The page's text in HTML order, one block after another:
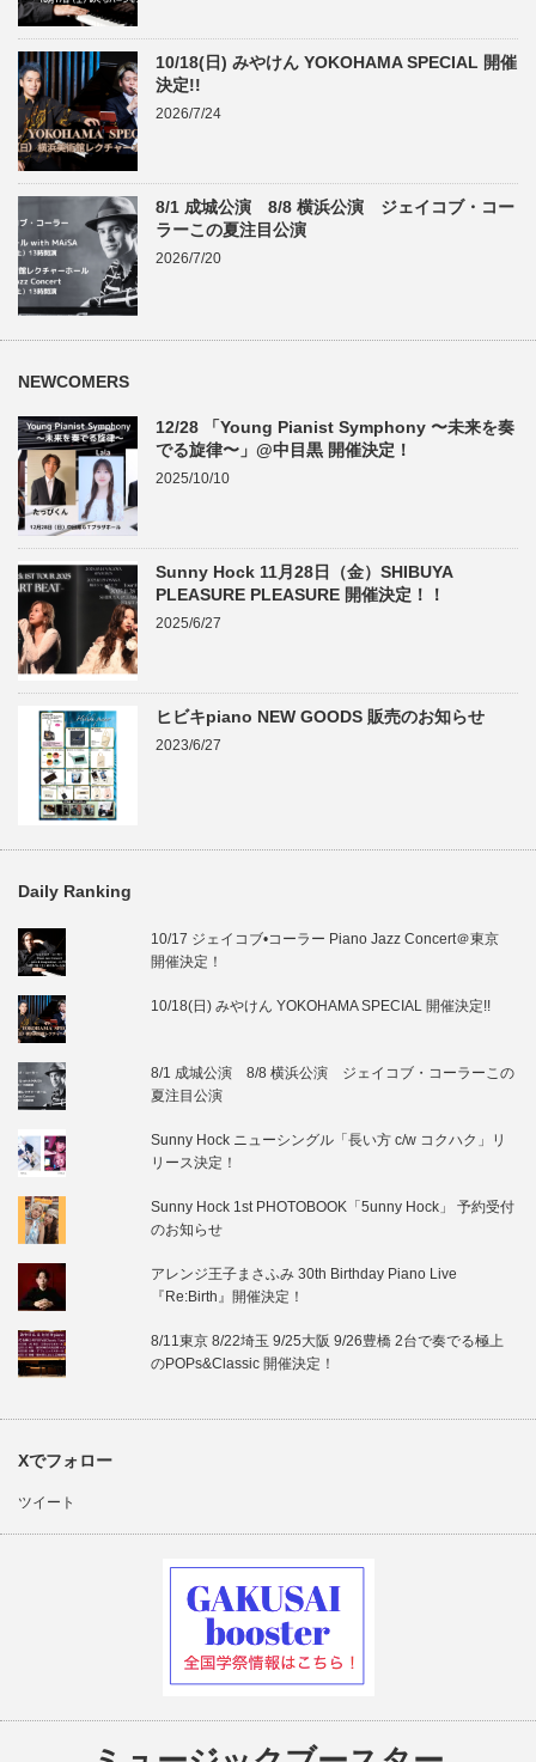
10/18(日) みやけん YOKOHAMA SPECIAL 開催
決定!!
2026/7/24
8/1 成城公演 8/8 横浜公演 ジェイコブ・コー
ラーこの夏注目公演
2026/7/20
NEWCOMERS
12/28 「Young Pianist Symphony 〜未来を奏
でる旋律〜」@中目黒 開催決定！
2025/10/10
Sunny Hock 11月28日（金）SHIBUYA
PLEASURE PLEASURE 開催決定！！
2025/6/27
ヒビキpiano NEW GOODS 販売のお知らせ
2023/6/27
Daily Ranking
10/17 ジェイコブ•コーラー Piano Jazz Concert＠東京
開催決定！
10/18(日) みやけん YOKOHAMA SPECIAL 開催決定!!
8/1 成城公演 8/8 横浜公演 ジェイコブ・コーラーこの
夏注目公演
Sunny Hock ニューシングル「長い方 c/w コクハク」リ
リース決定！
Sunny Hock 1st PHOTOBOOK「5unny Hock」 予約受付
のお知らせ
アレンジ王子まさふみ 30th Birthday Piano Live
『Re:Birth』開催決定！
8/11東京 8/22埼玉 9/25大阪 9/26豊橋 2台で奏でる極上
のPOPs&Classic 開催決定！
Xでフォロー
ツイート